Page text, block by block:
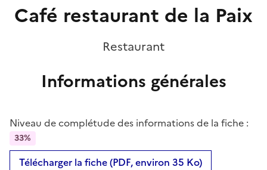
Café restaurant de la Paix
Restaurant
Informations générales
Niveau de complétude des informations de la fiche :
33%
Télécharger la fiche (PDF, environ 35 Ko)